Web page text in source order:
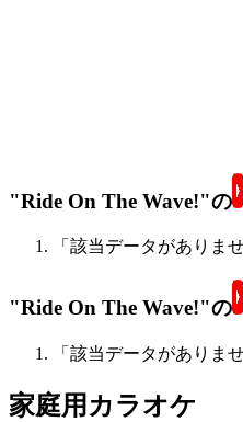
"Ride On The Wave!"の
「該当データがありませ
"Ride On The Wave!"の
「該当データがありませ
家庭用カラオケ